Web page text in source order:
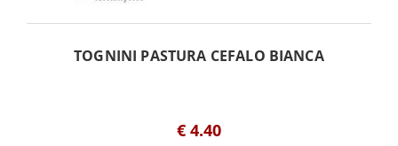
TOGNINI PASTURA CEFALO BIANCA
€ 4.40